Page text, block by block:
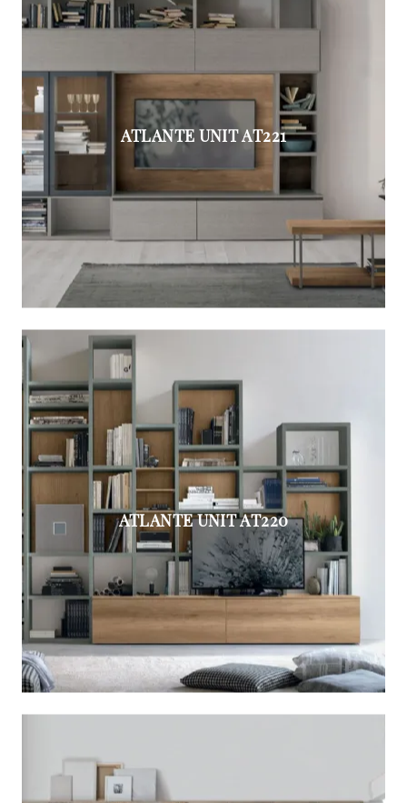
ATLANTE UNIT AT221
ATLANTE UNIT AT220